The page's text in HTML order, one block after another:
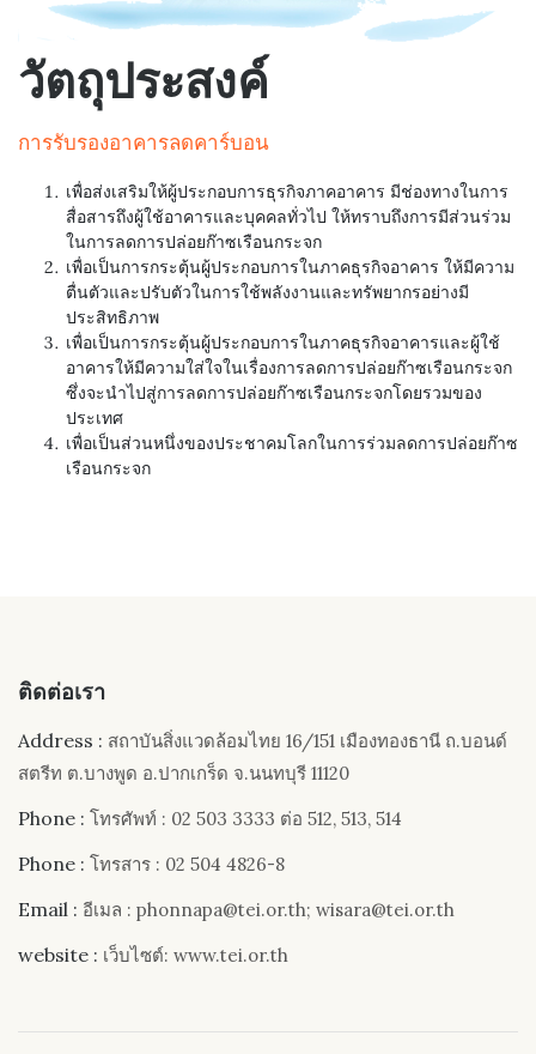
วัตถุประสงค์
การรับรองอาคารลดคาร์บอน
เพื่อส่งเสริมให้ผู้ประกอบการธุรกิจภาคอาคาร มีช่องทางในการ
สื่อสารถึงผู้ใช้อาคารและบุคคลทั่วไป ให้ทราบถึงการมีส่วนร่วม
ในการลดการปล่อยก๊าซเรือนกระจก
เพื่อเป็นการกระตุ้นผู้ประกอบการในภาคธุรกิจอาคาร ให้มีความ
ตื่นตัวและปรับตัวในการใช้พลังงานและทรัพยากรอย่างมี
ประสิทธิภาพ
เพื่อเป็นการกระตุ้นผู้ประกอบการในภาคธุรกิจอาคารและผู้ใช้
อาคารให้มีความใส่ใจในเรื่องการลดการปล่อยก๊าซเรือนกระจก
ซึ่งจะนำไปสู่การลดการปล่อยก๊าซเรือนกระจกโดยรวมของ
ประเทศ
เพื่อเป็นส่วนหนึ่งของประชาคมโลกในการร่วมลดการปล่อยก๊าซ
เรือนกระจก
ติดต่อเรา
Address : สถาบันสิ่งแวดล้อมไทย 16/151 เมืองทองธานี ถ.บอนด์
สตรีท ต.บางพูด อ.ปากเกร็ด จ.นนทบุรี 11120
Phone : โทรศัพท์ : 02 503 3333 ต่อ 512, 513, 514
Phone : โทรสาร : 02 504 4826-8
Email : อีเมล : phonnapa@tei.or.th; wisara@tei.or.th
website : เว็บไซต์: www.tei.or.th